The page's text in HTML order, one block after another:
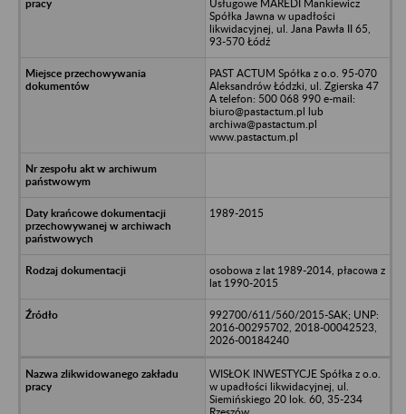
Usługowe MAREDI Mankiewicz
Spółka Jawna w upadłości
likwidacyjnej, ul. Jana Pawła II 65,
93-570 Łódź
PAST ACTUM Spółka z o.o. 95-070
Aleksandrów Łódzki, ul. Zgierska 47
A telefon: 500 068 990 e-mail:
biuro@pastactum.pl lub
archiwa@pastactum.pl
www.pastactum.pl
1989-2015
osobowa z lat 1989-2014, płacowa z
lat 1990-2015
992700/611/560/2015-SAK; UNP:
2016-00295702, 2018-00042523,
2026-00184240
WISŁOK INWESTYCJE Spółka z o.o.
w upadłości likwidacyjnej, ul.
Siemińskiego 20 lok. 60, 35-234